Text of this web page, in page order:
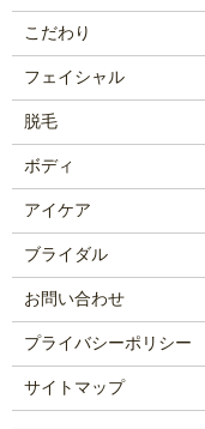
こだわり
フェイシャル
脱毛
ボディ
アイケア
ブライダル
お問い合わせ
プライバシーポリシー
サイトマップ